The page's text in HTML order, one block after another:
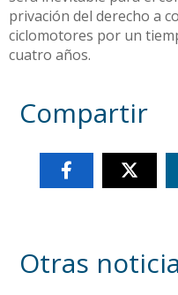
privación del derecho a
ciclomotores por un
cuatro años.
Compartir
Otras